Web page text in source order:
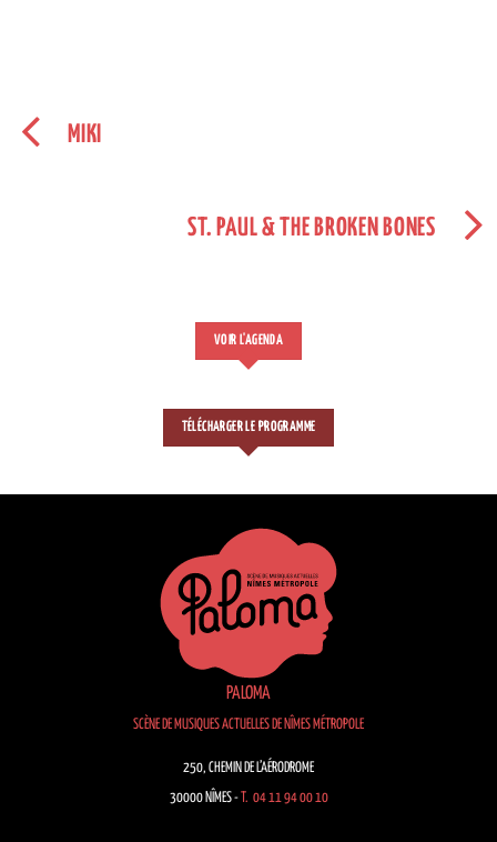
MIKI
ST. PAUL & THE BROKEN BONES
VOIR L'AGENDA
TÉLÉCHARGER LE PROGRAMME
PALOMA
SCÈNE DE MUSIQUES ACTUELLES DE NÎMES MÉTROPOLE
250, CHEMIN DE L’AÉRODROME
30000 NÎMES - T. 04 11 94 00 10